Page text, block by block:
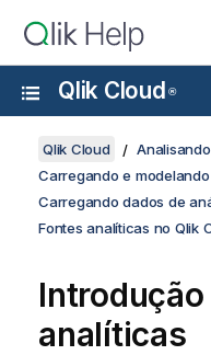
Qlik Cloud ®
Qlik Cloud
Carregando e
Carregando dados de
Fontes analíticas no Qlik
analíticas